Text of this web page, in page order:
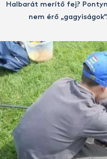
Halbarát merítő fej?
nem érő